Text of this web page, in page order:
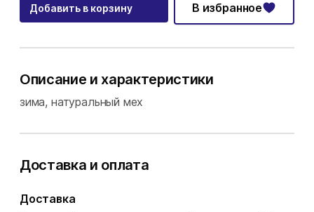
Добавить в корзину В избранное
Описание и характеристики
зима, натуральный мех
Доставка и оплата
Доставка